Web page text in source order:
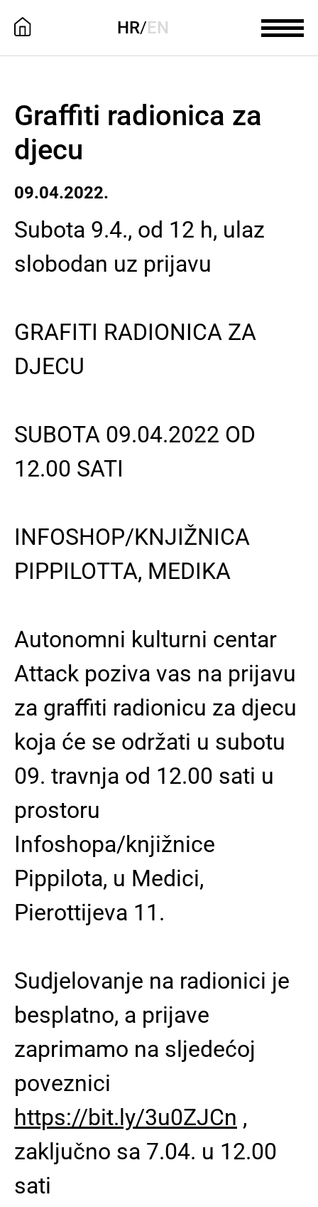
HR/EN
Graffiti radionica za
djecu
09.04.2022.
Subota 9.4., od 12 h, ulaz
slobodan uz prijavu
GRAFITI RADIONICA ZA
DJECU
SUBOTA 09.04.2022 OD
12.00 SATI
INFOSHOP/KNJIŽNICA
PIPPILOTTA, MEDIKA
Autonomni kulturni centar
Attack poziva vas na prijavu
za graffiti radionicu za djecu
koja će se održati u subotu
09. travnja od 12.00 sati u
prostoru
Infoshopa/knjižnice
Pippilota, u Medici,
Pierottijeva 11.
Sudjelovanje na radionici je
besplatno, a prijave
zaprimamo na sljedećoj
poveznici
https://bit.ly/3u0ZJCn ,
zaključno sa 7.04. u 12.00
sati